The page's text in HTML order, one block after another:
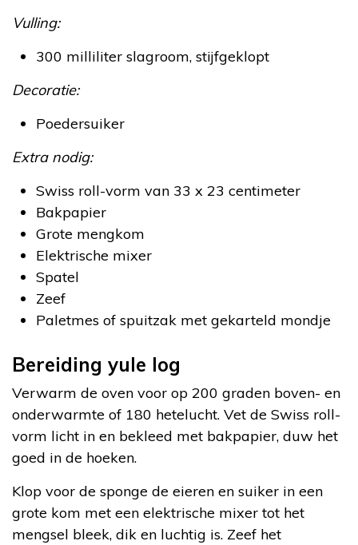
Vulling:
300 milliliter slagroom, stijfgeklopt
Decoratie:
Poedersuiker
Extra nodig:
Swiss roll-vorm van 33 x 23 centimeter
Bakpapier
Grote mengkom
Elektrische mixer
Spatel
Zeef
Paletmes of spuitzak met gekarteld mondje
Bereiding yule log
Verwarm de oven voor op 200 graden boven- en
onderwarmte of 180 hetelucht. Vet de Swiss roll-
vorm licht in en bekleed met bakpapier, duw het
goed in de hoeken.
Klop voor de sponge de eieren en suiker in een
grote kom met een elektrische mixer tot het
mengsel bleek, dik en luchtig is. Zeef het